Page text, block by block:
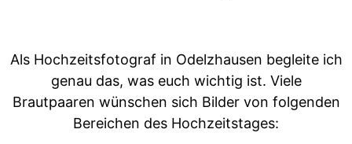
Als Hochzeitsfotograf in Odelzhausen begleite ich
genau das, was euch wichtig ist. Viele
Brautpaaren wünschen sich Bilder von folgenden
Bereichen des Hochzeitstages: